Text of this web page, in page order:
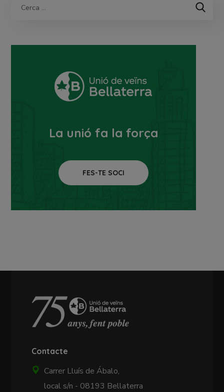
La unió fa la força
FES-TE SOCI
Contacte
Carrer Lluís de Ábalo,
local s/n - 08193 Bellaterra